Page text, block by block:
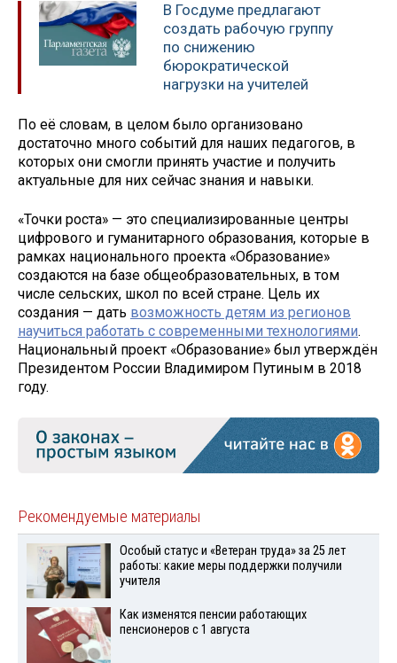
В Госдуме предлагают
создать рабочую группу
по снижению
бюрократической
нагрузки на учителей
По её словам, в целом было организовано
достаточно много событий для наших педагогов, в
которых они смогли принять участие и получить
актуальные для них сейчас знания и навыки.
«Точки роста» — это специализированные центры
цифрового и гуманитарного образования, которые в
рамках национального проекта «Образование»
создаются на базе общеобразовательных, в том
числе сельских, школ по всей стране. Цель их
создания — дать возможность детям из регионов
научиться работать с современными технологиями.
Национальный проект «Образование» был утверждён
Президентом России Владимиром Путиным в 2018
году.
Рекомендуемые материалы
Особый статус и «Ветеран труда» за 25 лет
работы: какие меры поддержки получили
учителя
Как изменятся пенсии работающих
пенсионеров с 1 августа